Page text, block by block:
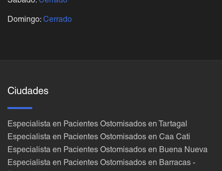
Domingo: Cerrado
Ciudades
Especialista en Pacientes Ostomisados en Tartagal
Especialista en Pacientes Ostomisados en Caa Cati
Especialista en Pacientes Ostomisados en Buena Nueva
Especialista en Pacientes Ostomisados en Barracas -